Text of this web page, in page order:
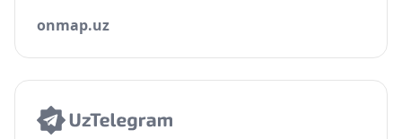
onmap.uz